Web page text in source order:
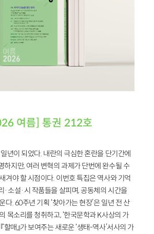
여름] 통권 212호
년이 되었다. 내란의 극심한 혼란을 단기간에
하지만, 여러 변혁의 과제가 단번에 완수될 수
겨야 할 시점이다. 이번호 특집은 역사와 기억
·소설·시 작품들을 살피며, 공동체의 시간을
다. 60주년 기획 ‘찾아가는 현장’은 일년 전 산
목소리를 청취하고, ‘한국문학과 K사상의 가
할매』가 보여주는 새로운 ‘생태-역사’서사의 가